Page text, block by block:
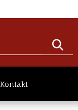
Kontakt